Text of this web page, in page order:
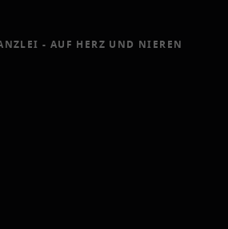
- AUF HERZ UND NIEREN